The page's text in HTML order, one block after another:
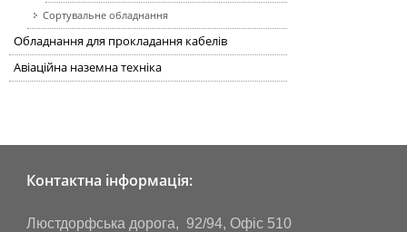
Сортувальне обладнання
Обладнання для прокладання кабелів
Авіаційна наземна техніка
Контактна інформація:
Люстдорфська дорога, 92/94, Офіс 510